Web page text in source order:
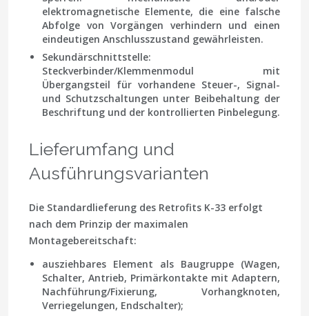
elektromagnetische Elemente, die eine falsche
Abfolge von Vorgängen verhindern und einen
eindeutigen Anschlusszustand gewährleisten.
Sekundärschnittstelle:
Steckverbinder/Klemmenmodul mit
Übergangsteil für vorhandene Steuer-, Signal-
und Schutzschaltungen unter Beibehaltung der
Beschriftung und der kontrollierten Pinbelegung.
Lieferumfang und
Ausführungsvarianten
Die Standardlieferung des Retrofits K-33 erfolgt
nach dem Prinzip der maximalen
Montagebereitschaft:
ausziehbares Element als Baugruppe (Wagen,
Schalter, Antrieb, Primärkontakte mit Adaptern,
Nachführung/Fixierung, Vorhangknoten,
Verriegelungen, Endschalter);